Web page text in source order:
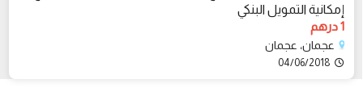
إمكانية التمويل البنكي
1 درهم
عجمان، عجمان
04/06/2018